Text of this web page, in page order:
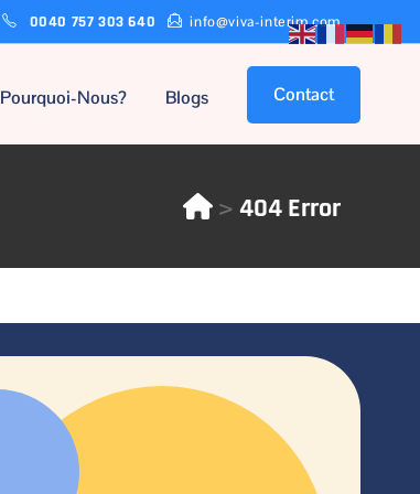
0040 757 303 640 info@viva-interim.com
Pourquoi-Nous? Blogs Contact
> 404 Error